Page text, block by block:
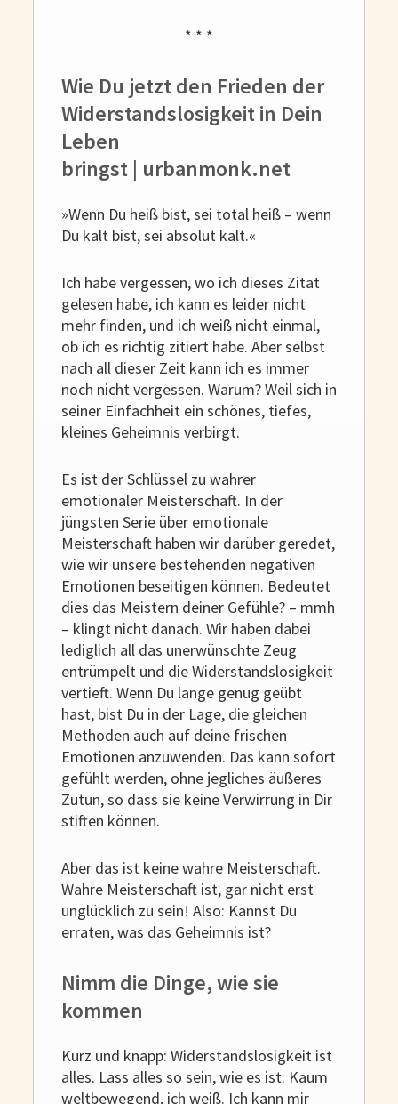
* * *
Wie Du jetzt den Frieden der
Widerstandslosigkeit in Dein
Leben
bringst | urbanmonk.net
»Wenn Du heiß bist, sei total heiß – wenn
Du kalt bist, sei absolut kalt.«
Ich habe vergessen, wo ich dieses Zitat
gelesen habe, ich kann es leider nicht
mehr finden, und ich weiß nicht einmal,
ob ich es richtig zitiert habe. Aber selbst
nach all dieser Zeit kann ich es immer
noch nicht vergessen. Warum? Weil sich in
seiner Einfachheit ein schönes, tiefes,
kleines Geheimnis verbirgt.
Es ist der Schlüssel zu wahrer
emotionaler Meisterschaft. In der
jüngsten Serie über emotionale
Meisterschaft haben wir darüber geredet,
wie wir unsere bestehenden negativen
Emotionen beseitigen können. Bedeutet
dies das Meistern deiner Gefühle? – mmh
– klingt nicht danach. Wir haben dabei
lediglich all das unerwünschte Zeug
entrümpelt und die Widerstandslosigkeit
vertieft. Wenn Du lange genug geübt
hast, bist Du in der Lage, die gleichen
Methoden auch auf deine frischen
Emotionen anzuwenden. Das kann sofort
gefühlt werden, ohne jegliches äußeres
Zutun, so dass sie keine Verwirrung in Dir
stiften können.
Aber das ist keine wahre Meisterschaft.
Wahre Meisterschaft ist, gar nicht erst
unglücklich zu sein! Also: Kannst Du
erraten, was das Geheimnis ist?
Nimm die Dinge, wie sie
kommen
Kurz und knapp: Widerstandslosigkeit ist
alles. Lass alles so sein, wie es ist. Kaum
weltbewegend, ich weiß. Ich kann mir